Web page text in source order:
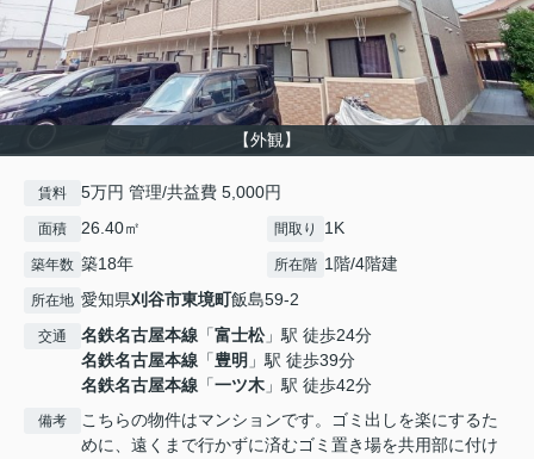
【外観】
賃料 5万円 管理/共益費 5,000円
面積 26.40㎡ 間取り 1K
築年数 築18年 所在階 1階/4階建
所在地 愛知県刈谷市東境町飯島59-2
交通 名鉄名古屋本線 「富士松」駅 徒歩24分
名鉄名古屋本線 「豊明 」駅 徒歩39分
名鉄名古屋本線 「一ツ木 」駅 徒歩42分
備考
こちらの物件はマンションです。ゴミ出しを楽にするた
めに、遠くまで行かずに済むゴミ置き場を共用部に付け